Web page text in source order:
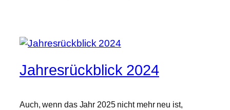
Jahresrückblick 2024
Auch, wenn das Jahr 2025 nicht mehr neu ist,